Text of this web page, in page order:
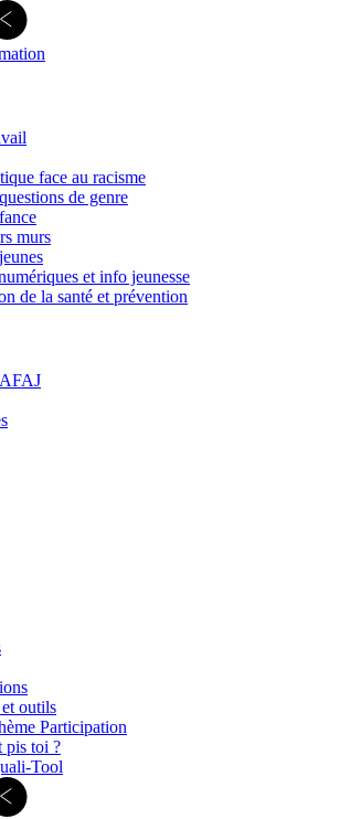
face au racisme
de genre
murs
et info jeunesse
de la santé et prévention
outils
Participation
pis toi ?
Tool